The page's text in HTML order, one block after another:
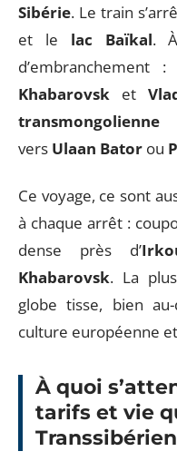
Sibérie. Le train
et le lac Baïkal.
d’embranchement
Khabarovsk et
transmongolienne
vers Ulaan Bator ou
Ce voyage, ce sont
à chaque arrêt :
dense près d’
Khabarovsk. La
globe tisse, bien
culture européenne
À quoi
tarifs et vie
Transsibérien